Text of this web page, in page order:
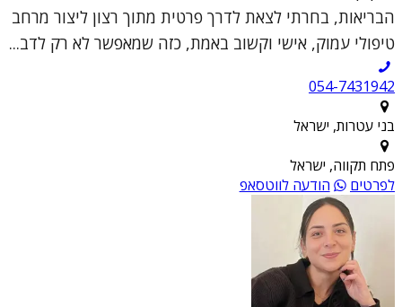
הבריאות, בחרתי לצאת לדרך פרטית מתוך רצון ליצור מרחב
טיפולי עמוק, אישי וקשוב באמת, כזה שמאפשר לא רק לדב...
054-7431942
בני עטרות, ישראל
פתח תקווה, ישראל
לפרטים
הודעה לווטסאפ